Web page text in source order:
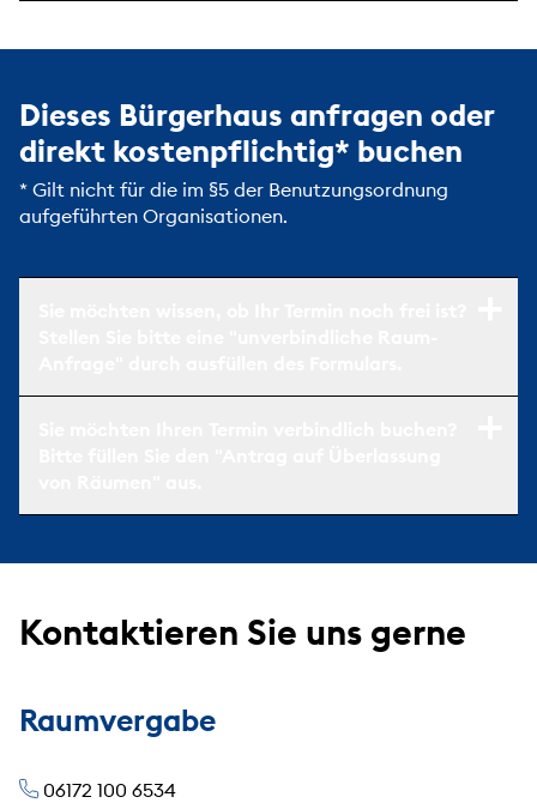
Dieses Bürgerhaus anfragen oder
direkt kostenpflichtig* buchen
* Gilt nicht für die im §5 der Benutzungsordnung
aufgeführten Organisationen.
Kontaktieren Sie uns gerne
Raumvergabe
06172 100 6534